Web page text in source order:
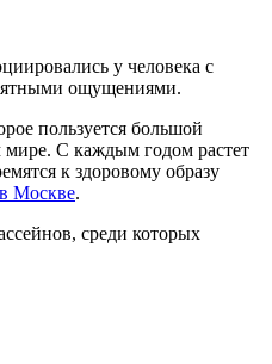
у человека с
ощущениями.
пользуется большой
С каждым годом растет
к здоровому образу
Москве.
среди которых